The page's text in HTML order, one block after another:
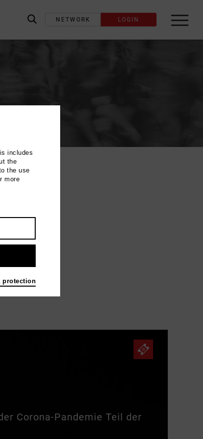
label_search
NETWORK LOGIN
Corona-Pandemie Teil der
junge Edelkurtisane,
includes
the
the use
more
protection